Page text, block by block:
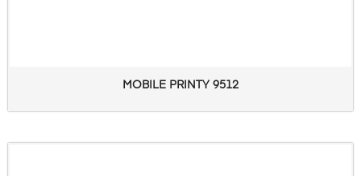
MOBILE PRINTY 9512